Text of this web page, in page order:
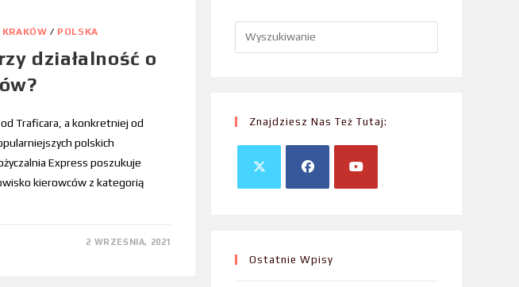
KRAKÓW / POLSKA
działalność o
Traficara, a konkretniej od
polskich
Express poszukuje
kierowców z kategorią
2 WRZEŚNIA, 2021
Znajdziesz Nas Też Tutaj:
Ostatnie Wpisy